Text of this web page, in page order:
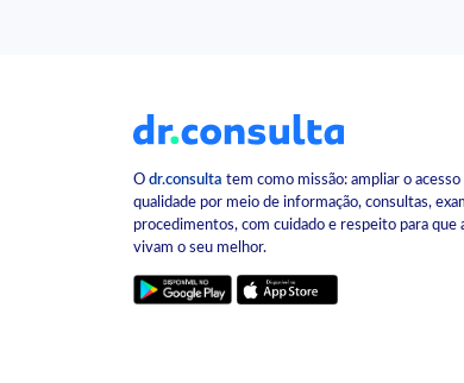
O dr.consulta tem como missão: ampliar o acesso
qualidade por meio de informação, consultas,
procedimentos, com cuidado e respeito para que
vivam o seu melhor.